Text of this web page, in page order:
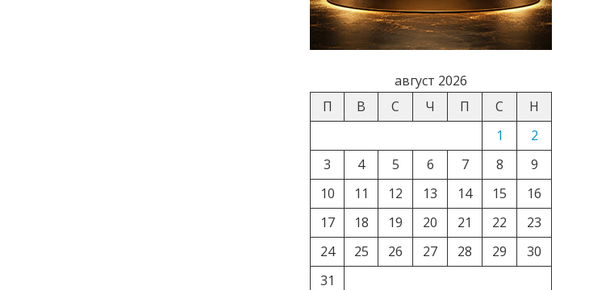
август 2026
П
В С Ч П С
Н
1
2
3
4 5 6 7 8
9
10
11 12 13 14 15
16
17
18 19 20 21 22
23
24
25 26 27 28 29
30
31